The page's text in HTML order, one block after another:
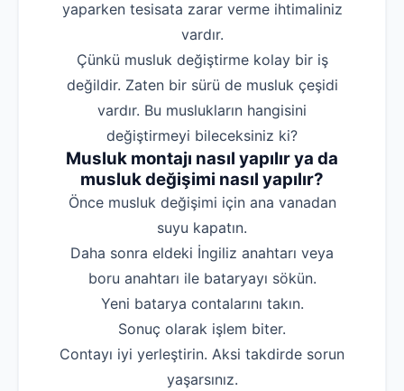
Profesyonel Petek
Uzmana Sor
Hakkımızda
İletişim
yaparken tesisata zarar verme ihtimaliniz
vardır.
Çünkü musluk değiştirme kolay bir iş
değildir. Zaten bir sürü de musluk çeşidi
vardır. Bu muslukların hangisini
değiştirmeyi bileceksiniz ki?
Musluk montajı nasıl yapılır ya da
musluk değişimi nasıl yapılır?
‌Önce musluk değişimi için ana vanadan
suyu kapatın.
‌Daha sonra eldeki İngiliz anahtarı veya
boru anahtarı ile bataryayı sökün.
‌Yeni batarya contalarını takın.
‌Sonuç olarak işlem biter.
‌Contayı iyi yerleştirin. Aksi takdirde sorun
yaşarsınız.